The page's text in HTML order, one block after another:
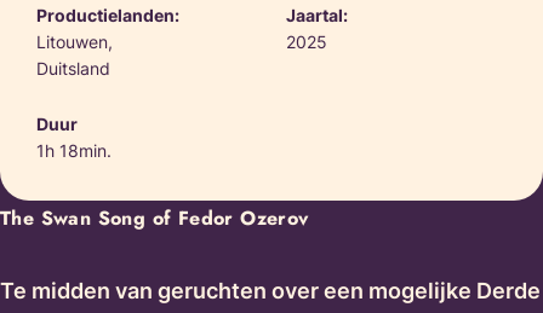
Productielanden:
Litouwen,
Duitsland
Jaartal:
2025
Duur
1h 18min.
The Swan Song of Fedor Ozerov
Te midden van geruchten over een mogelijke Derde